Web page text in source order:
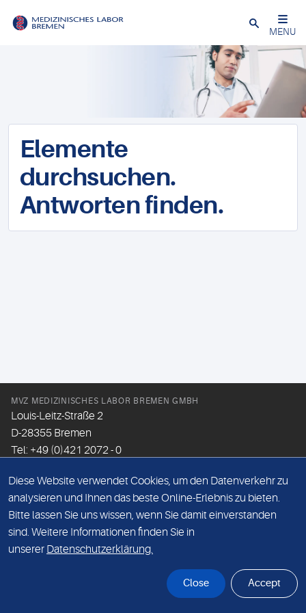
Schließen
MENU
Elemente
durchsuchen.
Antworten finden.
MVZ MEDIZINISCHES LABOR BREMEN GMBH
Louis-Leitz-Straße 2
D-28355 Bremen
Tel: +49 (0)421 2072 - 0
Email:info@mlhb.de
DATENSCHUTZ
IMPRESSUM
Diese Website verwendet Cookies, um den Datenverkehr zu
analysieren und Ihnen das beste Online-Erlebnis zu bieten.
Bitte lassen Sie uns wissen, wenn Sie damit einverstanden
sind. Weitere Informationen finden Sie in
unserer Datenschutzerklärung.
Close Accept